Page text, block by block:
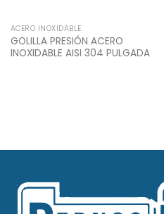
ACERO INOXIDABLE
GOLILLA PRESIÓN ACERO
INOXIDABLE AISI 304 PULGADA